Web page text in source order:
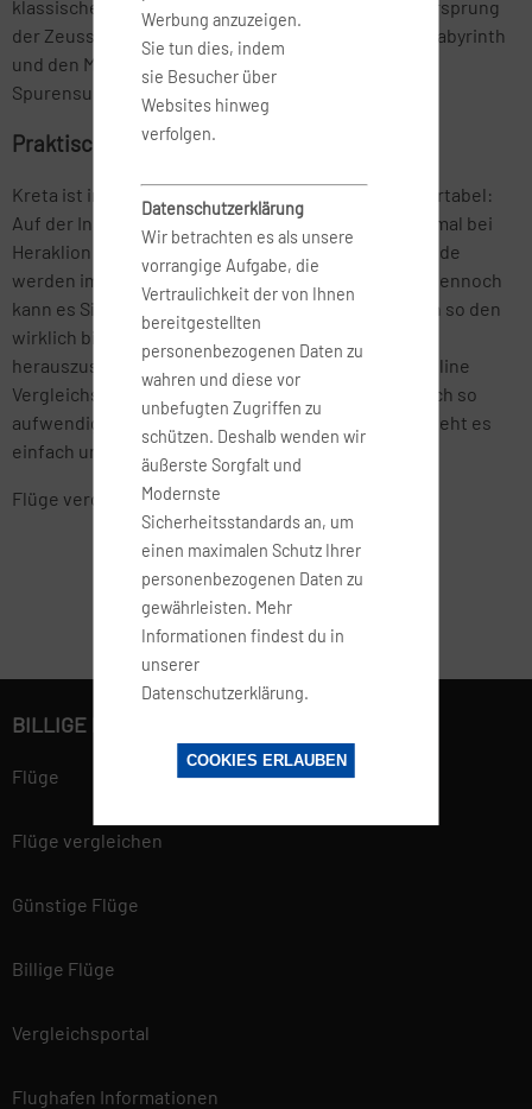
klassischen griechischen Antike und ist wohl der Ursprung
der Zeussage und auch der Geschichten über das Labyrinth
und den Minotaurus. Es lohnt sich, hier einmal auf
Spurensuche zu gehen!
Praktische Anreise
Kreta ist in Bezug auf die Anreise besonders komfortabel:
Auf der Insel gibt es insgesamt zwei Flughäfen, einmal bei
Heraklion und einmal bei Chania, im Westen. Für beide
werden immer wieder günstige Flüge angeboten. Dennoch
kann es Sinn machen, Flüge zu vergleichen und sich so den
wirklich billigsten oder auch komfortabelsten
herauszusuchen. Nutzen Sie dazu am besten ein Online
Vergleichsportal wie Fluege.de und ersparen Sie sich so
aufwendiges Suchen nach günstigen Flügen. Hier geht es
einfach und schnell mit wenigen Klicks.
Flüge vergleichen und Geld sparen!
Werbung anzuzeigen.
Sie tun dies, indem
sie Besucher über
Websites hinweg
verfolgen.
Datenschutzerklärung
Wir betrachten es als unsere
vorrangige Aufgabe, die
Vertraulichkeit der von Ihnen
bereitgestellten
personenbezogenen Daten zu
wahren und diese vor
unbefugten Zugriffen zu
schützen. Deshalb wenden wir
äußerste Sorgfalt und
Modernste
Sicherheitsstandards an, um
einen maximalen Schutz Ihrer
personenbezogenen Daten zu
gewährleisten. Mehr
Informationen findest du in
unserer
Datenschutzerklärung.
COOKIES ERLAUBEN
BILLIGE FLÜGE BUCHEN
Flüge
Flüge vergleichen
Günstige Flüge
Billige Flüge
Vergleichsportal
Flughafen Informationen